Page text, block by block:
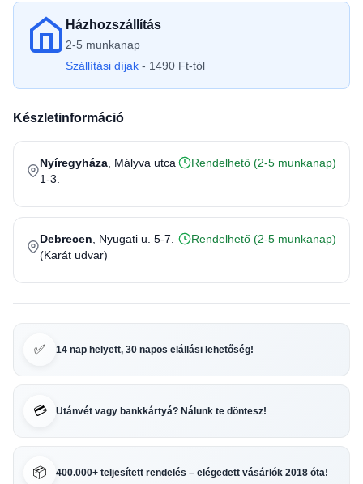
Házhozszállítás
2-5 munkanap
Szállítási díjak - 1490 Ft-tól
Készletinformáció
Nyíregyháza , Mályva utca
1-3.
Rendelhető (2-5 munkanap)
Debrecen , Nyugati u. 5-7.
(Karát udvar)
Rendelhető (2-5 munkanap)
✅ 14 nap helyett, 30 napos elállási lehetőség!
💳 Utánvét vagy bankkártyá? Nálunk te döntesz!
📦 400.000+ teljesített rendelés – elégedett vásárlók 2018 óta!